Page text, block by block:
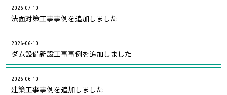
2026-07-10
法面対策工事事例を追加しました
2026-06-10
ダム設備新設工事事例を追加しました
2026-06-10
建築工事事例を追加しました